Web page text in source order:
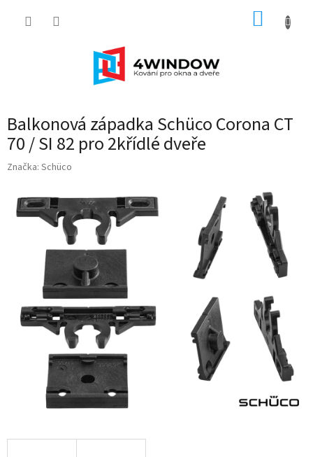
Balkonová západka Schüco Corona CT
70 / SI 82 pro 2křídlé dveře
Značka: Schüco